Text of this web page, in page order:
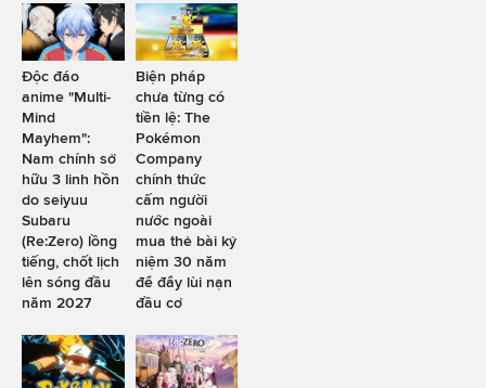
Độc đáo
anime "Multi-
Mind
Mayhem":
Nam chính sở
hữu 3 linh hồn
do seiyuu
Subaru
(Re:Zero) lồng
tiếng, chốt lịch
lên sóng đầu
năm 2027
Biện pháp
chưa từng có
tiền lệ: The
Pokémon
Company
chính thức
cấm người
nước ngoài
mua thẻ bài kỷ
niệm 30 năm
để đẩy lùi nạn
đầu cơ